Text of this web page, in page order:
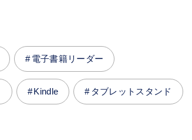
電子書籍リーダー
Kindle タブレットスタンド